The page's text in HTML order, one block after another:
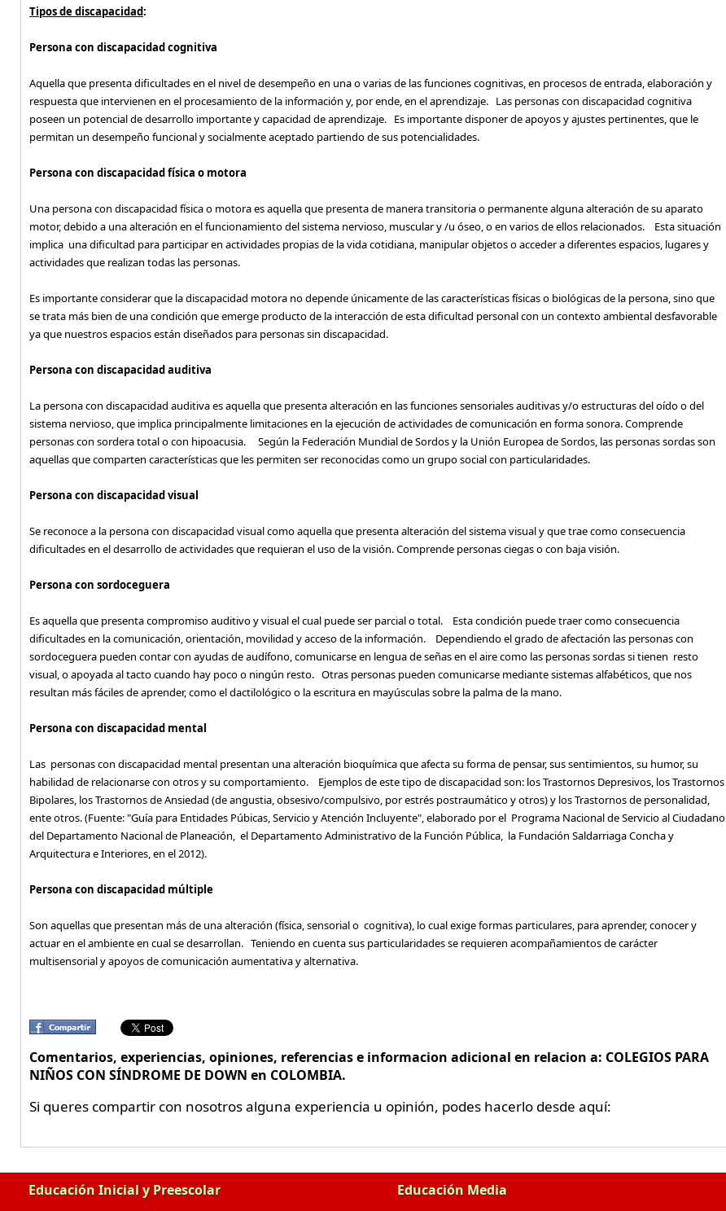
Tipos de discapacidad:
Persona con discapacidad cognitiva
Aquella que presenta dificultades en el nivel de desempeño en una o varias de las funciones cognitivas, en procesos de entrada, elaboración y
respuesta que intervienen en el procesamiento de la información y, por ende, en el aprendizaje. Las personas con discapacidad cognitiva
poseen un potencial de desarrollo importante y capacidad de aprendizaje. Es importante disponer de apoyos y ajustes pertinentes, que le
permitan un desempeño funcional y socialmente aceptado partiendo de sus potencialidades.
Persona con discapacidad física o motora
Una persona con discapacidad física o motora es aquella que presenta de manera transitoria o permanente alguna alteración de su aparato
motor, debido a una alteración en el funcionamiento del sistema nervioso, muscular y /u óseo, o en varios de ellos relacionados. Esta situación
implica una dificultad para participar en actividades propias de la vida cotidiana, manipular objetos o acceder a diferentes espacios, lugares y
actividades que realizan todas las personas.
Es importante considerar que la discapacidad motora no depende únicamente de las características físicas o biológicas de la persona, sino que
se trata más bien de una condición que emerge producto de la interacción de esta dificultad personal con un contexto ambiental desfavorable
ya que nuestros espacios están diseñados para personas sin discapacidad.
Persona con discapacidad auditiva
La persona con discapacidad auditiva es aquella que presenta alteración en las funciones sensoriales auditivas y/o estructuras del oído o del
sistema nervioso, que implica principalmente limitaciones en la ejecución de actividades de comunicación en forma sonora. Comprende
personas con sordera total o con hipoacusia. Según la Federación Mundial de Sordos y la Unión Europea de Sordos, las personas sordas son
aquellas que comparten características que les permiten ser reconocidas como un grupo social con particularidades.
Persona con discapacidad visual
Se reconoce a la persona con discapacidad visual como aquella que presenta alteración del sistema visual y que trae como consecuencia
dificultades en el desarrollo de actividades que requieran el uso de la visión. Comprende personas ciegas o con baja visión.
Persona con sordoceguera
Es aquella que presenta compromiso auditivo y visual el cual puede ser parcial o total. Esta condición puede traer como consecuencia
dificultades en la comunicación, orientación, movilidad y acceso de la información. Dependiendo el grado de afectación las personas con
sordoceguera pueden contar con ayudas de audífono, comunicarse en lengua de señas en el aire como las personas sordas si tienen resto
visual, o apoyada al tacto cuando hay poco o ningún resto. Otras personas pueden comunicarse mediante sistemas alfabéticos, que nos
resultan más fáciles de aprender, como el dactilológico o la escritura en mayúsculas sobre la palma de la mano.
Persona con discapacidad mental
Las personas con discapacidad mental presentan una alteración bioquímica que afecta su forma de pensar, sus sentimientos, su humor, su
habilidad de relacionarse con otros y su comportamiento. Ejemplos de este tipo de discapacidad son: los Trastornos Depresivos, los Trastornos
Bipolares, los Trastornos de Ansiedad (de angustia, obsesivo/compulsivo, por estrés postraumático y otros) y los Trastornos de personalidad,
ente otros. (Fuente: "Guía para Entidades Púbicas, Servicio y Atención Incluyente", elaborado por el Programa Nacional de Servicio al Ciudadano
del Departamento Nacional de Planeación, el Departamento Administrativo de la Función Pública, la Fundación Saldarriaga Concha y
Arquitectura e Interiores, en el 2012).
Persona con discapacidad múltiple
Son aquellas que presentan más de una alteración (física, sensorial o cognitiva), lo cual exige formas particulares, para aprender, conocer y
actuar en el ambiente en cual se desarrollan. Teniendo en cuenta sus particularidades se requieren acompañamientos de carácter
multisensorial y apoyos de comunicación aumentativa y alternativa.
Comentarios, experiencias, opiniones, referencias e informacion adicional en relacion a: COLEGIOS PARA
NIÑOS CON SÍNDROME DE DOWN en COLOMBIA.
Si queres compartir con nosotros alguna experiencia u opinión, podes hacerlo desde aquí:
Educación Inicial y Preescolar Educación Media